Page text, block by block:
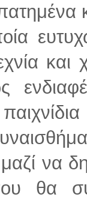
και
να
θα